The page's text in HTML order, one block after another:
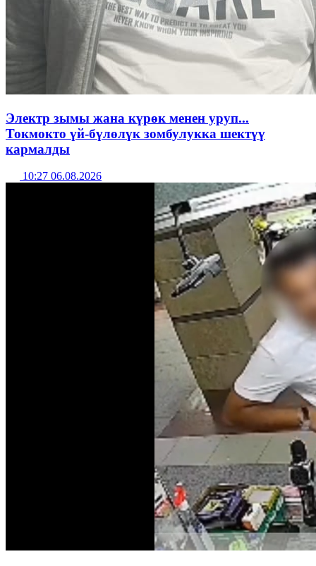
Электр зымы жана күрөк менен уруп...
Токмокто үй-бүлөлүк зомбулукка шектүү
кармалды
10:27 06.08.2026